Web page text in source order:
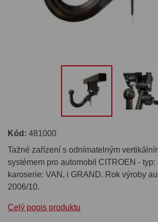
Kód: 481000
Tažné zařízení s odnímatelným
systémem pro automobil CITROEN - typ:
karoserie: VAN, i GRAND. Rok výroby
2006/10.
Celý popis produktu